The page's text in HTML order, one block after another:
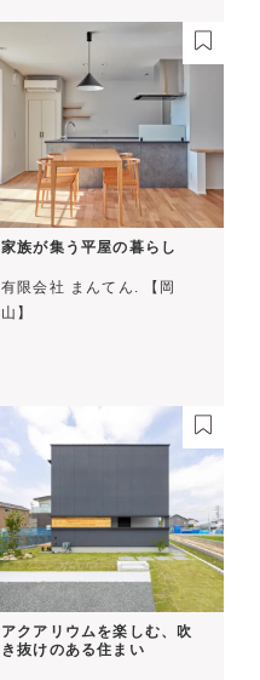
家族が集う平屋の暮らし
有限会社 まんてん. 【岡
山】
アクアリウムを楽しむ、吹
き抜けのある住まい